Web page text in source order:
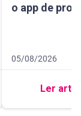
o app de
Data de
05/08/2026
10 minutos de
Ler